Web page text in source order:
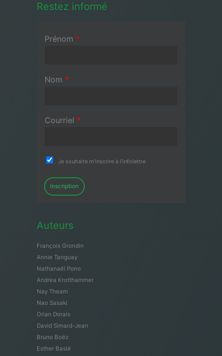
Restez informé
Prénom *
Nom *
Courriel *
Je souhaite m'inscrire à l'infolettre
Inscription
Auteurs
François Grondin
Annie Tanguay
Nathanaël Pono
Andrea Krotthammer
Nay Theam
Nao Sasaki
Orian Dorais
David Simard-Jean
Bruno Boëz
Esther Baslé